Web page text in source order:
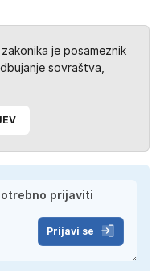
je posameznik
sovraštva,
Prijavi se